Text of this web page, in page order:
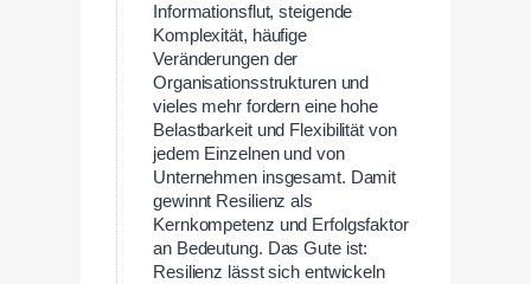
Informationsflut, steigende
Komplexität, häufige
Veränderungen der
Organisationsstrukturen und
vieles mehr fordern eine hohe
Belastbarkeit und Flexibilität von
jedem Einzelnen und von
Unternehmen insgesamt. Damit
gewinnt Resilienz als
Kernkompetenz und Erfolgsfaktor
an Bedeutung. Das Gute ist:
Resilienz lässt sich entwickeln